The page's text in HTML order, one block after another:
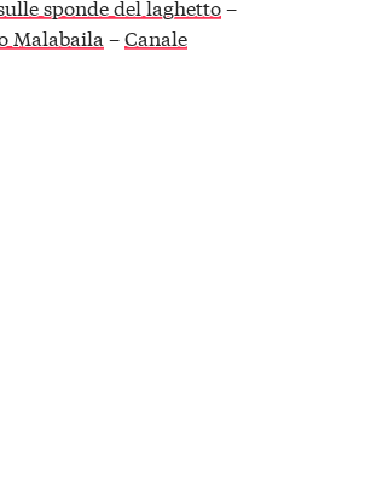
sponde del laghetto–
Malabaila –Canale